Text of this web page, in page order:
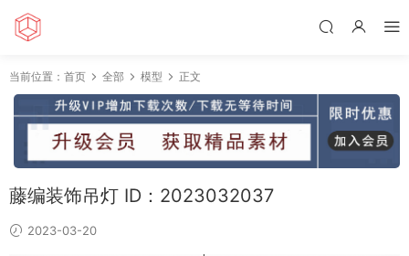
当前位置： 首页 全部 模型 正文
藤编装饰吊灯 ID：2023032037
2023-03-20